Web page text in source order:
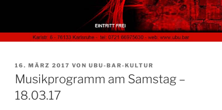
VERÖFFENTLICHT
AM
16. MÄRZ 2017 VON UBU-BAR-KULTUR
Musikprogramm am Samstag –
18.03.17